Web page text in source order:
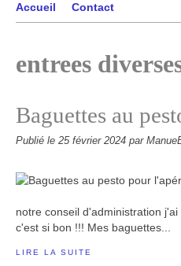
Accueil Contact
entrees
Baguettes au
Publié le 25 février 2024 par
notre conseil d'administration
c'est si bon !!! Mes baguettes...
LIRE LA SUITE